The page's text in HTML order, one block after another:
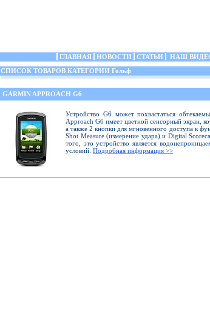
ГЛАВНАЯ НОВОСТИ СТАТЬИ НАШ
СПИСОК ТОВАРОВ КАТЕГОРИИ Гольф
GARMIN APPROACH G6
Устройство G6 может похвастаться
Approach G6 имеет цветной сенсорный экран,
а также 2 кнопки для мгновенного доступа к
Shot Measure (измерение удара) и Digital
того, это устройство является
условий. Подробная информация >>